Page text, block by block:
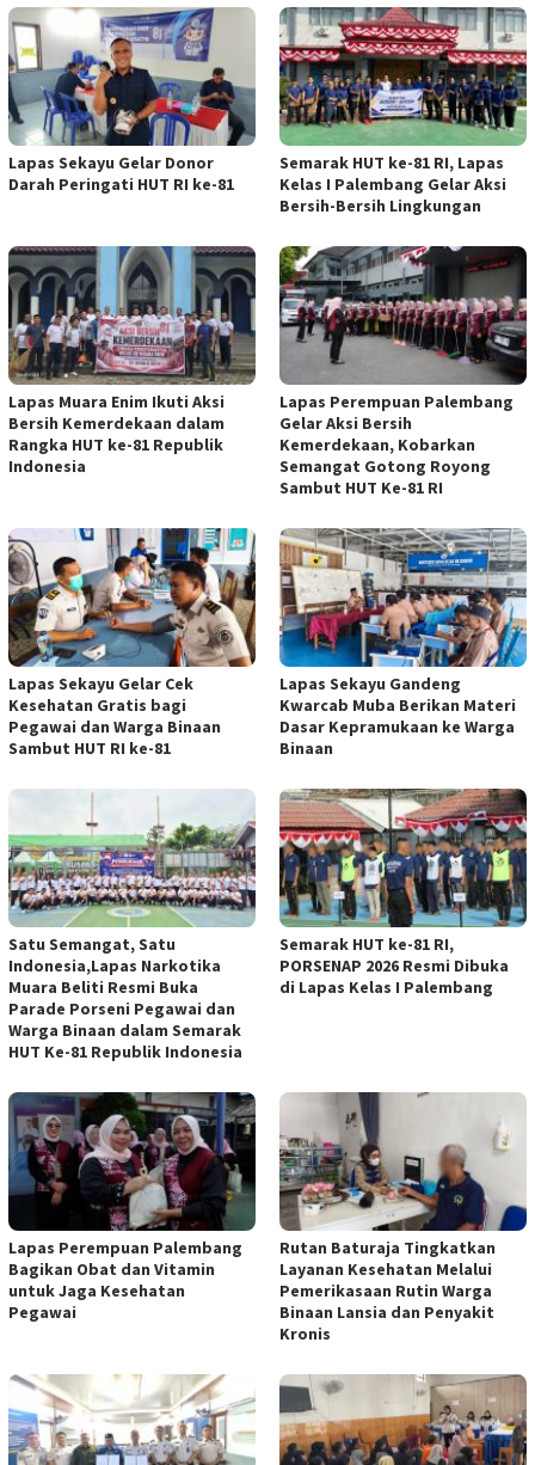
Lapas Sekayu Gelar Donor
Darah Peringati HUT RI ke-81
Semarak HUT ke-81 RI, Lapas
Kelas I Palembang Gelar Aksi
Bersih-Bersih Lingkungan
Lapas Muara Enim Ikuti Aksi
Bersih Kemerdekaan dalam
Rangka HUT ke-81 Republik
Indonesia
Lapas Perempuan Palembang
Gelar Aksi Bersih
Kemerdekaan, Kobarkan
Semangat Gotong Royong
Sambut HUT Ke-81 RI
Lapas Sekayu Gelar Cek
Kesehatan Gratis bagi
Pegawai dan Warga Binaan
Sambut HUT RI ke-81
Lapas Sekayu Gandeng
Kwarcab Muba Berikan Materi
Dasar Kepramukaan ke Warga
Binaan
Satu Semangat, Satu
Indonesia,Lapas Narkotika
Muara Beliti Resmi Buka
Parade Porseni Pegawai dan
Warga Binaan dalam Semarak
HUT Ke-81 Republik Indonesia
Semarak HUT ke-81 RI,
PORSENAP 2026 Resmi Dibuka
di Lapas Kelas I Palembang
Lapas Perempuan Palembang
Bagikan Obat dan Vitamin
untuk Jaga Kesehatan
Pegawai
Rutan Baturaja Tingkatkan
Layanan Kesehatan Melalui
Pemerikasaan Rutin Warga
Binaan Lansia dan Penyakit
Kronis